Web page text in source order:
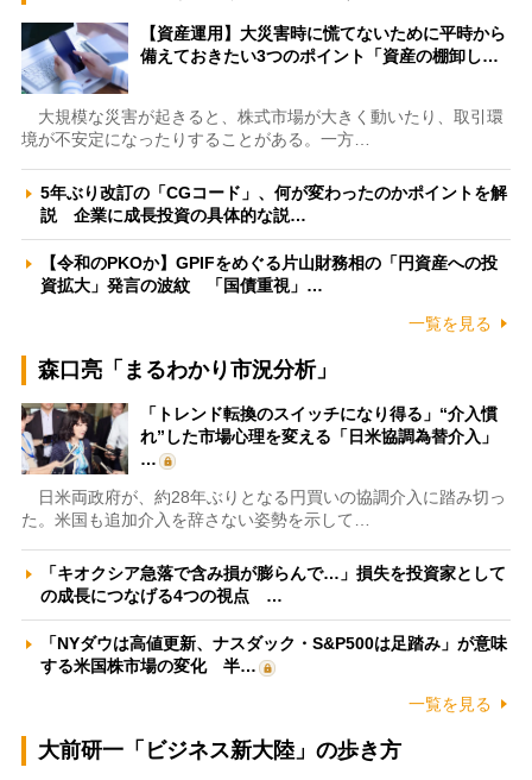
【資産運用】大災害時に慌てないために平時から
備えておきたい3つのポイント「資産の棚卸し…
大規模な災害が起きると、株式市場が大きく動いたり、取引環
境が不安定になったりすることがある。一方…
5年ぶり改訂の「CGコード」、何が変わったのかポイントを解
説 企業に成長投資の具体的な説…
【令和のPKOか】GPIFをめぐる片山財務相の「円資産への投
資拡大」発言の波紋 「国債重視」…
一覧を見る
森口亮「まるわかり市況分析」
「トレンド転換のスイッチになり得る」“介入慣
れ”した市場心理を変える「日米協調為替介入」
…
日米両政府が、約28年ぶりとなる円買いの協調介入に踏み切っ
た。米国も追加介入を辞さない姿勢を示して…
「キオクシア急落で含み損が膨らんで…」損失を投資家として
の成長につなげる4つの視点 …
「NYダウは高値更新、ナスダック・S&P500は足踏み」が意味
する米国株市場の変化 半…
一覧を見る
大前研一「ビジネス新大陸」の歩き方